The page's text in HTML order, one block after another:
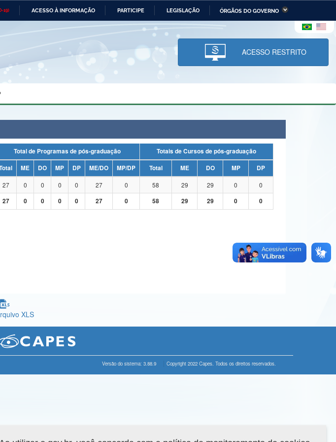
19) ACESSO À INFORMAÇÃO PARTICIPE LEGISLAÇÃO ÓRGÃOS DO GOVERNO
Ministério das Relações Ministério da Economia Ministério da Infraestrutura
Ministério da Ciência,
Tecnologia, Inovações e
Comunicações
e dos Direitos Humanos
Banco Central do Brasil Planalto
ACESSO RESTRITO
Total de Programas de pós-graduação
Totais de Cursos de pós-graduação
ME DO MP DP ME/DO MP/DP Total ME DO MP
DP
27 0 0 0 0 27 0 58 29 29 0
0
27 0 0 0 0 27 0 58 29 29 0 0
XLS
Versão do sistema: 3.88.9 Copyright 2022 Capes. Todos os direitos reservados.